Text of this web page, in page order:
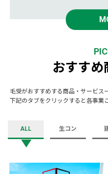
おすすめ
毛受がおすすめする商品・サービス
下記のタブをクリックすると各事業
ALL 生コン